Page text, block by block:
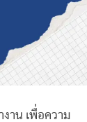
าน เพื่อความ